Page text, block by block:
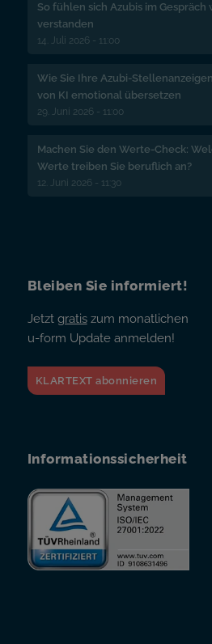
So fühlen sich Azubis im Gespräch
verstanden
14. Juli 2026 - 11:00
Wie Sie Ihre Azubi-
von KI emotional übersetzen
29. Juni 2026 - 11:00
Machen Sie den Werte-Check:
Werte treiben Sie beruflich an?
12. Juni 2026 - 11:30
Bleiben Sie informiert!
Jetzt gratiszum monatlichen
u-form Update anmelden!
KLARTEXT abonnieren
Informationssicherheit